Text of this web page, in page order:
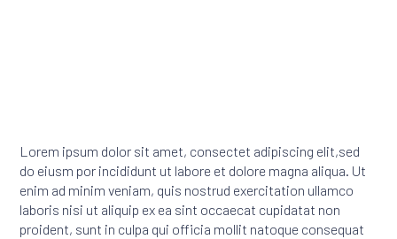
Lorem ipsum dolor sit amet, consectet adipiscing elit,sed
do eiusm por incididunt ut labore et dolore magna aliqua. Ut
enim ad minim veniam, quis nostrud exercitation ullamco
laboris nisi ut aliquip ex ea sint occaecat cupidatat non
proident, sunt in culpa qui officia mollit natoque consequat